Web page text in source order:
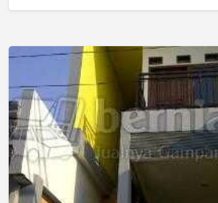
Kost
Rumah
Sehat,bersih
&
Strategis
Di